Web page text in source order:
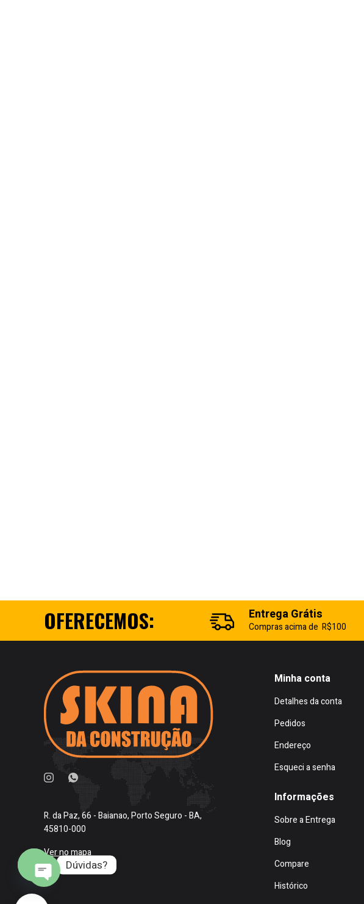
OFERECEMOS: Entrega Grátis
Compras acima de R$100
R. da Paz, 66 - Baianao, Porto Seguro - BA,
45810-000
Ver no mapa
Minha conta
Detalhes da conta
Pedidos
Endereço
Esqueci a senha
Informações
Sobre a Entrega
Blog
Compare
Histórico
Dúvidas?
O